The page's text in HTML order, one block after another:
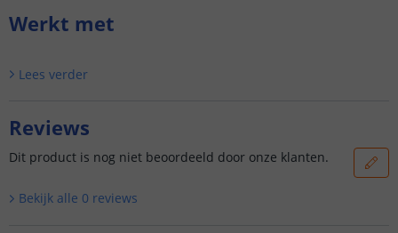
Werkt met
Lees verder
Reviews
Dit product is nog niet beoordeeld door onze klanten.
Bekijk alle 0 reviews